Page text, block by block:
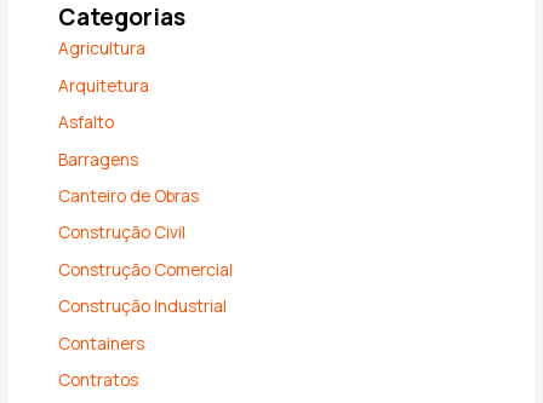
Categorias
Agricultura
Arquitetura
Asfalto
Barragens
Canteiro de Obras
Construção Civil
Construção Comercial
Construção Industrial
Containers
Contratos